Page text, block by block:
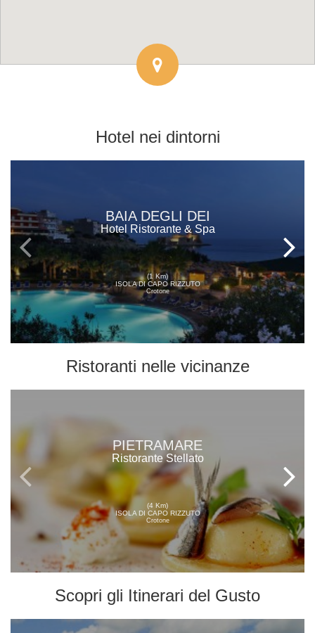
Hotel nei dintorni
BAIA DEGLI DEI
Hotel Ristorante & Spa
(1 Km)
ISOLA DI CAPO RIZZUTO
Crotone
Ristoranti nelle vicinanze
PIETRAMARE
Ristorante Stellato
(4 Km)
ISOLA DI CAPO RIZZUTO
Crotone
Scopri gli Itinerari del Gusto